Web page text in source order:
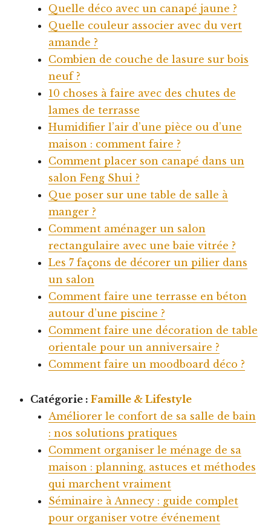
Quelle déco avec un canapé jaune ?
Quelle couleur associer avec du vert
amande ?
Combien de couche de lasure sur bois
neuf ?
10 choses à faire avec des chutes de
lames de terrasse
Humidifier l’air d’une pièce ou d’une
maison : comment faire ?
Comment placer son canapé dans un
salon Feng Shui ?
Que poser sur une table de salle à
manger ?
Comment aménager un salon
rectangulaire avec une baie vitrée ?
Les 7 façons de décorer un pilier dans
un salon
Comment faire une terrasse en béton
autour d’une piscine ?
Comment faire une décoration de table
orientale pour un anniversaire ?
Comment faire un moodboard déco ?
Catégorie : Famille & Lifestyle
Améliorer le confort de sa salle de bain
: nos solutions pratiques
Comment organiser le ménage de sa
maison : planning, astuces et méthodes
qui marchent vraiment
Séminaire à Annecy : guide complet
pour organiser votre événement